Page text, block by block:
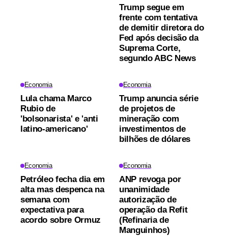
Trump segue em
frente com tentativa
de demitir diretora do
Fed após decisão da
Suprema Corte,
segundo ABC News
Economia
Lula chama Marco
Rubio de
'bolsonarista' e 'anti
latino-americano'
Economia
Trump anuncia série
de projetos de
mineração com
investimentos de
bilhões de dólares
Economia
Petróleo fecha dia em
alta mas despenca na
semana com
expectativa para
acordo sobre Ormuz
Economia
ANP revoga por
unanimidade
autorização de
operação da Refit
(Refinaria de
Manguinhos)